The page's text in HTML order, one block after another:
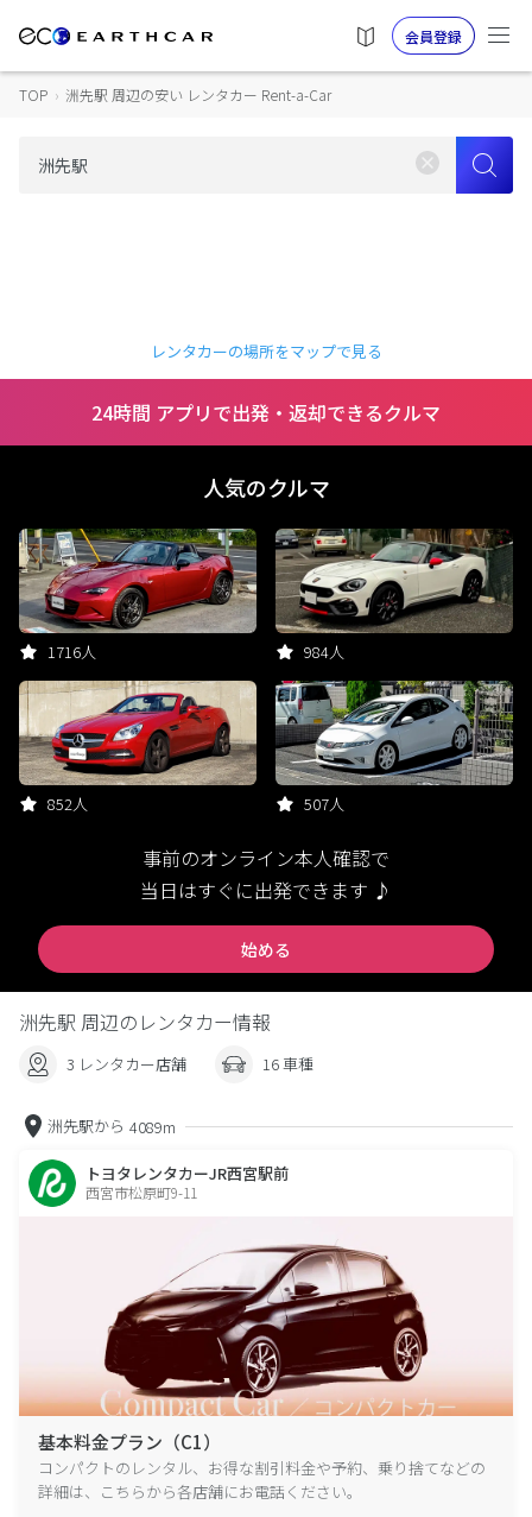
会員登録
TOP › 洲先駅 周辺の安い レンタカー Rent-a-Car
レンタカーの場所をマップで見る
24時間 アプリで出発・返却できるクルマ
人気のクルマ
1716人 984人
852人 507人
事前のオンライン本人確認で
当日はすぐに出発できます ♪
始める
洲先駅 周辺のレンタカー情報
3 レンタカー店舗 16 車種
洲先駅から 4089m
トヨタレンタカーJR西宮駅前
西宮市松原町9-11
基本料金プラン（C1）
コンパクトのレンタル、お得な割引料金や予約、乗り捨てなどの
詳細は、こちらから各店舗にお電話ください。